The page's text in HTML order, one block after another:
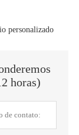
personalizado
horas)